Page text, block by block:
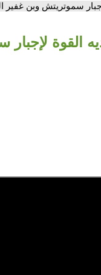
سموتريتش وبن غفير
القوة لإجبار